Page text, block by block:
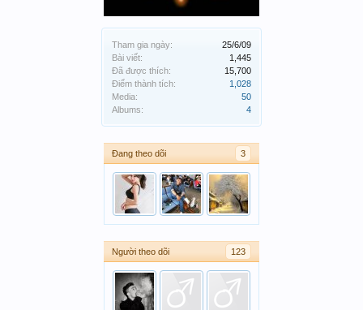
Tham gia ngày:
25/6/09
Bài viết:
1,445
Đã được thích:
15,700
Điểm thành tích:
1,028
Media:
50
Albums:
4
Đang theo dõi 3
Người theo dõi 123